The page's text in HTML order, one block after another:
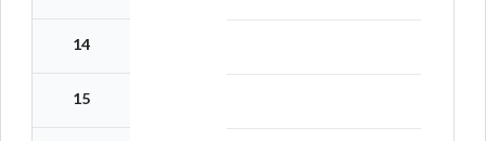
14
15